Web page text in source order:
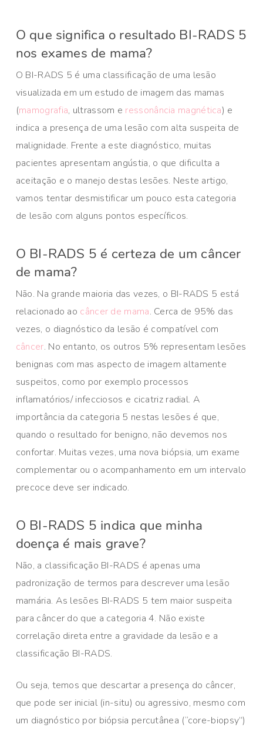
O que significa o resultado BI-RADS 5
nos exames de mama?
O BI-RADS 5 é uma classificação de uma lesão
visualizada em um estudo de imagem das mamas
(mamografia, ultrassom e ressonância magnética) e
indica a presença de uma lesão com alta suspeita de
malignidade. Frente a este diagnóstico, muitas
pacientes apresentam angústia, o que dificulta a
aceitação e o manejo destas lesões. Neste artigo,
vamos tentar desmistificar um pouco esta categoria
de lesão com alguns pontos específicos.
O BI-RADS 5 é certeza de um câncer
de mama?
Não. Na grande maioria das vezes, o BI-RADS 5 está
relacionado ao câncer de mama. Cerca de 95% das
vezes, o diagnóstico da lesão é compatível com
câncer. No entanto, os outros 5% representam lesões
benignas com mas aspecto de imagem altamente
suspeitos, como por exemplo processos
inflamatórios/ infecciosos e cicatriz radial. A
importância da categoria 5 nestas lesões é que,
quando o resultado for benigno, não devemos nos
confortar. Muitas vezes, uma nova biópsia, um exame
complementar ou o acompanhamento em um intervalo
precoce deve ser indicado.
O BI-RADS 5 indica que minha
doença é mais grave?
Não, a classificação BI-RADS é apenas uma
padronização de termos para descrever uma lesão
mamária. As lesões BI-RADS 5 tem maior suspeita
para câncer do que a categoria 4. Não existe
correlação direta entre a gravidade da lesão e a
classificação BI-RADS.
Ou seja, temos que descartar a presença do câncer,
que pode ser inicial (in-situ) ou agressivo, mesmo com
um diagnóstico por biópsia percutânea (“core-biopsy”)